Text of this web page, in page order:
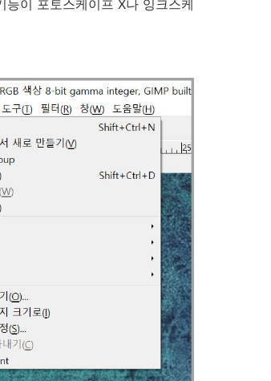
이 포토스케이프 X나 잉크스케